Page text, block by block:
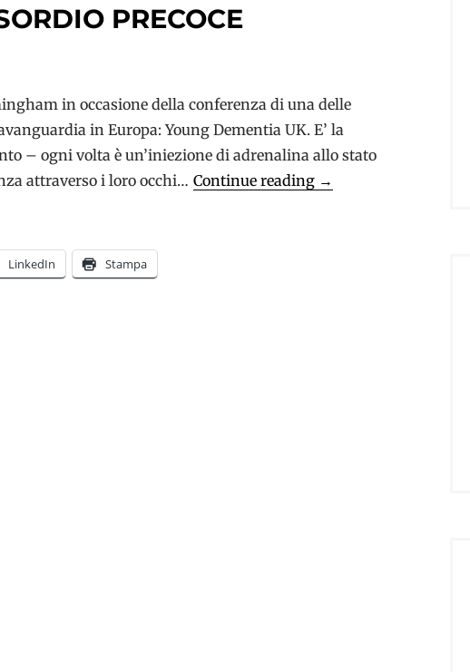
PRECOCE
in occasione della conferenza di una delle
in Europa: Young Dementia UK. E’ la
– ogni volta è un’iniezione di adrenalina allo stato
attraverso i loro occhi… Continue reading Young
→
LinkedIn Stampa